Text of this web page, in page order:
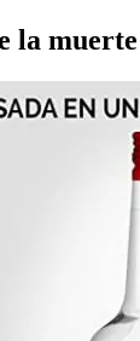
la muerte